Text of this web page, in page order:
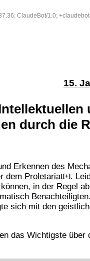
ClaudeBot/1.0;
15.
durch die
Erkennen des
dem Proletariat[+].
in der Regel
sich mit den
das Wichtigste über